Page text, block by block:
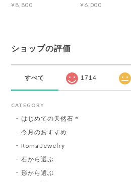
¥8,800
¥6,000
ショップの評価
すべて 1714
CATEGORY
はじめての天然石＊
今月のおすすめ
Roma Jewelry
石から選ぶ
形から選ぶ